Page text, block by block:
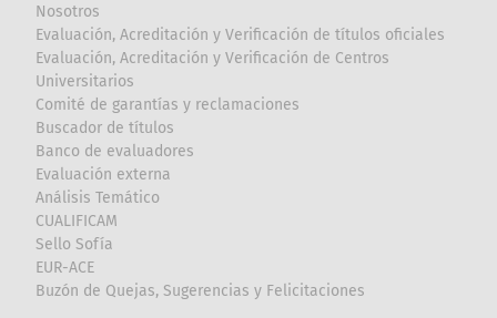
Nosotros
Evaluación, Acreditación y Verificación de títulos oficiales
Evaluación, Acreditación y Verificación de Centros
Universitarios
Comité de garantías y reclamaciones
Buscador de títulos
Banco de evaluadores
Evaluación externa
Análisis Temático
CUALIFICAM
Sello Sofía
EUR-ACE
Buzón de Quejas, Sugerencias y Felicitaciones